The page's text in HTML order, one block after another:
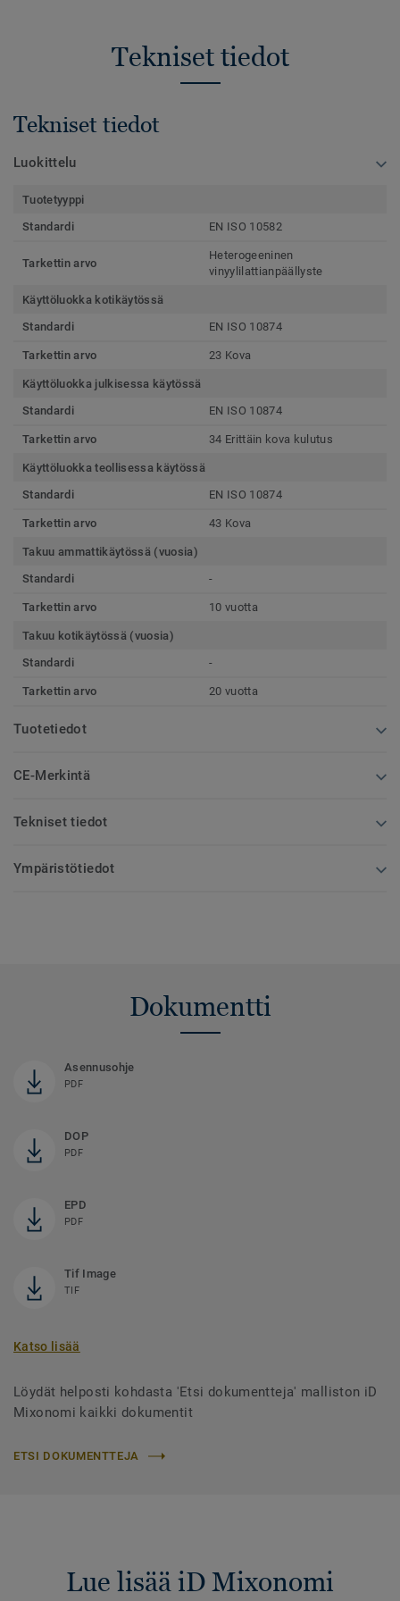
Tekniset tiedot
Tekniset tiedot
Luokittelu
Tuotetyyppi
Standardi
EN ISO 10582
Tarkettin arvo
Heterogeeninen
vinyylilattianpäällyste
Käyttöluokka kotikäytössä
Standardi
EN ISO 10874
Tarkettin arvo 23 Kova
Käyttöluokka julkisessa käytössä
Standardi
EN ISO 10874
Tarkettin arvo 34 Erittäin kova kulutus
Käyttöluokka teollisessa käytössä
Standardi
EN ISO 10874
Tarkettin arvo 43 Kova
Takuu ammattikäytössä (vuosia)
Standardi
-
Tarkettin arvo 10 vuotta
Takuu kotikäytössä (vuosia)
Standardi
-
Tarkettin arvo 20 vuotta
Tuotetiedot
CE-Merkintä
Tekniset tiedot
Ympäristötiedot
Dokumentti
Asennusohje
PDF
DOP
PDF
EPD
PDF
Tif Image
TIF
Katso lisää
Löydät helposti kohdasta 'Etsi dokumentteja' malliston iD
Mixonomi kaikki dokumentit
ETSI DOKUMENTTEJA
Lue lisää iD Mixonomi